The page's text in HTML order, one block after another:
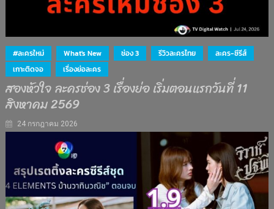
#ละครใหม่ What's New ช่อง 3 รีวิวละครไทย
ละคร-ซีรีส์
เกาะติดจอ
เรื่องย่อละคร
สองหัวใจ ละครช่อง 3 เรื่องย่อ เริ่มตอนแรกวันที่ 11
สิงหาคม 2569
24 กรกฎาคม 2026